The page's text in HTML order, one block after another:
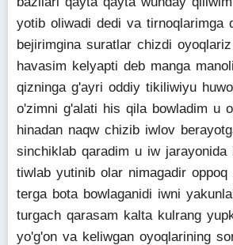
yotib oliwadi dedi va tirnoqlarimga
bejirimgina suratlar chizdi
havasim kelyapti deb manga
qizninga g'ayri oddiy tikiliwiyu
o'zimni g'alati his qila bowladim u
hinadan naqw chizib iwlov
sinchiklab qaradim u iw jarayonida
tiwlab yutinib olar nimagadir
terga bota bowlaganidi iwni
turgach qarasam kalta kulrang
yo'g'on va keliwgan oyoqlarining